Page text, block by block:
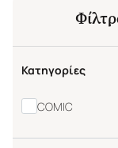
Κατηγορίες
COMIC